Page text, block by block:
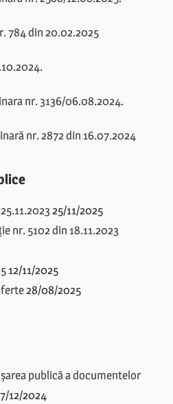
784 din 20.02.2025
nr. 3136/06.08.2024.
nr. 2872 din 16.07.2024
25/11/2025
nr. 5102 din 18.11.2023
12/11/2025
28/08/2025
publică a documentelor
12/2024